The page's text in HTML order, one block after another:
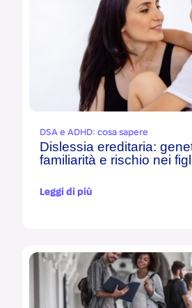
DSA e ADHD: cosa sapere
Dislessia ereditaria:
familiarità e rischio nei
Leggi di più